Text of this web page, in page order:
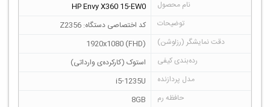
HP Envy X360 15-EW0
کد اختصاصی دستگاه: Z2356
1920x1080 (FHD)
استوک (کارکرده‌ی وارداتی)
i5-1235U
8GB